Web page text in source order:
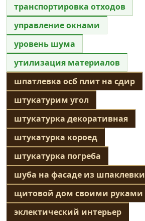
транспортировка отходов
управление окнами
уровень шума
утилизация материалов
шпатлевка осб плит на сдир
штукатурим угол
штукатурка декоративная
штукатурка короед
штукатурка погреба
шуба на фасаде из шпаклевки
щитовой дом своими руками
эклектический интерьер